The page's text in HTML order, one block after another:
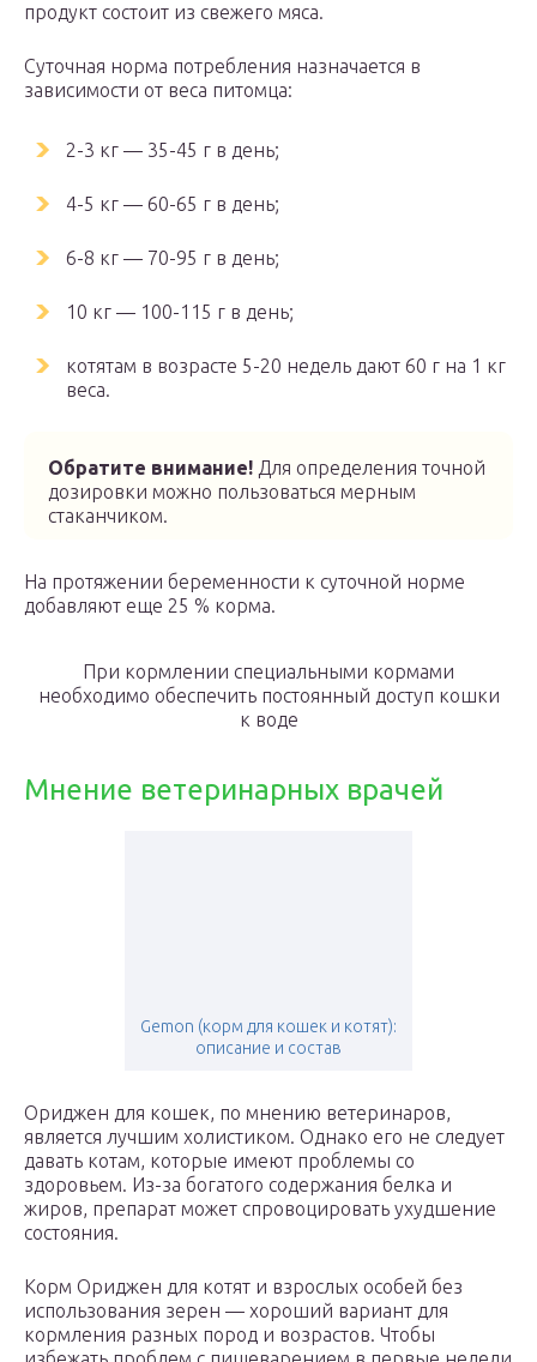
продукт состоит из свежего мяса.
Суточная норма потребления назначается в
зависимости от веса питомца:
2-3 кг — 35-45 г в день;
4-5 кг — 60-65 г в день;
6-8 кг — 70-95 г в день;
10 кг — 100-115 г в день;
котятам в возрасте 5-20 недель дают 60 г на 1 кг
веса.
Обратите внимание! Для определения точной
дозировки можно пользоваться мерным
стаканчиком.
На протяжении беременности к суточной норме
добавляют еще 25 % корма.
При кормлении специальными кормами
необходимо обеспечить постоянный доступ кошки
к воде
Мнение ветеринарных врачей
Gemon (корм для кошек и котят):
описание и состав
Ориджен для кошек, по мнению ветеринаров,
является лучшим холистиком. Однако его не следует
давать котам, которые имеют проблемы со
здоровьем. Из-за богатого содержания белка и
жиров, препарат может спровоцировать ухудшение
состояния.
Корм Ориджен для котят и взрослых особей без
использования зерен — хороший вариант для
кормления разных пород и возрастов. Чтобы